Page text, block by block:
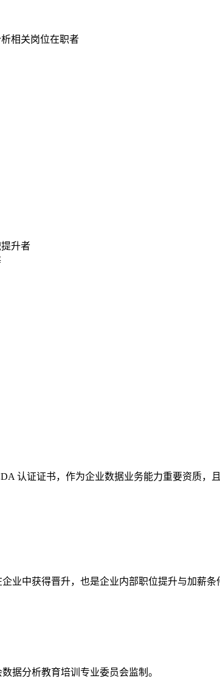
相关岗位在职者
升者
认证证书，作为企业数据业务能力重要资质
业中获得晋升，也是企业内部职位提升与加薪条
据分析教育培训专业委员会监制。